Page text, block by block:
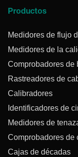
Productos
Medidores de flujo
Medidores de la
Comprobadores de
Rastreadores de
Calibradores
Identificadores de
Medidores de
Comprobadores de
Cajas de décadas